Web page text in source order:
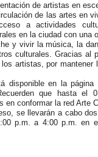
de artistas en
de las artes en
a actividades
en la ciudad con una
y vivir la música, la
culturales. Gracias al
artistas, por
disponible en la
que hasta el
en conformar la red Arte
se llevarán a cabo
p.m. a 4:00 p.m. en